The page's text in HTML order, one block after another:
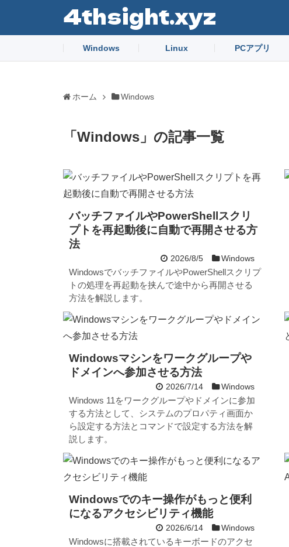
4thsight.xyz
Windows Linux PCアプリ
ホーム Windows
「 Windows 」 の記事一覧
バッチファイルやPowerShellスクリ
プトを再起動後に自動で再開させる方
法
2026/8/5 Windows
WindowsでバッチファイルやPowerShellスクリプ
トの処理を再起動を挟んで途中から再開させる
方法を解説します。
Windowsマシンをワークグループや
ドメインへ参加させる方法
2026/7/14 Windows
Windows 11をワークグループやドメインに参加
する方法として、システムのプロパティ画面か
ら設定する方法とコマンドで設定する方法を解
説します。
Windowsでのキー操作がもっと便利
になるアクセシビリティ機能
2026/6/14 Windows
Windowsに搭載されているキーボードのアクセ